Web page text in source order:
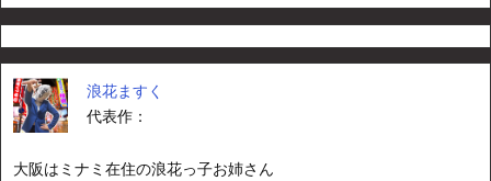
浪花ますく
代表作：
大阪はミナミ在住の浪花っ子お姉さん